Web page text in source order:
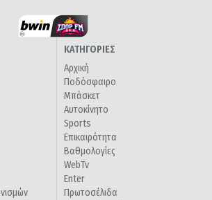
ΚΑΤΗΓΟΡΙΕΣ
Αρχική
Ποδόσφαιρο
Μπάσκετ
Αυτοκίνητο
Sports
Επικαιρότητα
Βαθμολογίες
WebTv
Enter
Πρωτοσέλιδα